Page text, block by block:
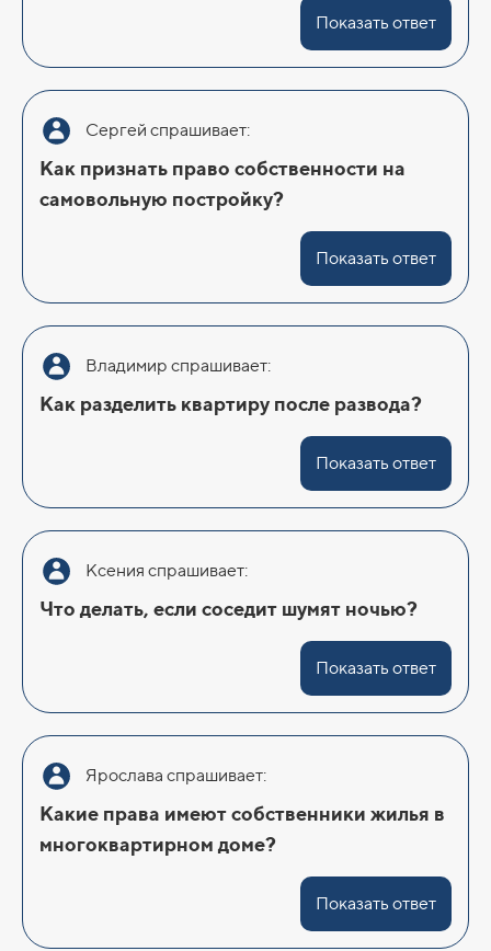
Показать ответ
Сергей спрашивает:
Как признать право собственности на
самовольную постройку?
Показать ответ
Владимир спрашивает:
Как разделить квартиру после развода?
Показать ответ
Ксения спрашивает:
Что делать, если соседит шумят ночью?
Показать ответ
Ярослава спрашивает:
Какие права имеют собственники жилья в
многоквартирном доме?
Показать ответ